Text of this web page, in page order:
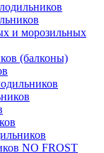
и морозильных
(балконы)
NO FROST